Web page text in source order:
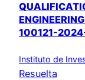
100121-
Instituto de
Resuelta